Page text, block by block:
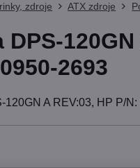
zdroje ATX zdroje
DPS-
2693
120GN A REV:03, HP P/